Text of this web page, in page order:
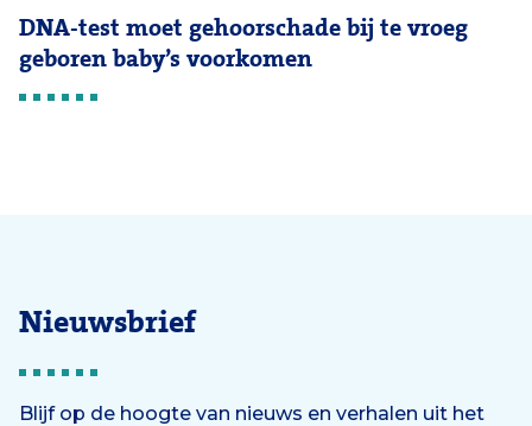
DNA-test moet gehoorschade bij te vroeg
geboren baby’s voorkomen
Nieuwsbrief
Blijf op de hoogte van nieuws en verhalen uit het